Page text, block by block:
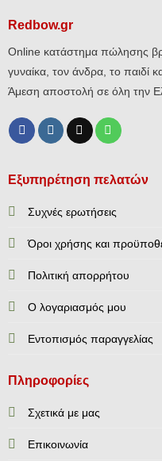
Redbow.gr
Online κατάστημα πώλησης
γυναίκα, τον άνδρα, το παιδί
Άμεση αποστολή σε όλη την
Εξυπηρέτηση πελατών
Συχνές ερωτήσεις
Όροι χρήσης και
Πολιτική απορρήτου
Ο λογαριασμός μου
Εντοπισμός παραγγελίας
Πληροφορίες
Σχετικά με μας
Επικοινωνία